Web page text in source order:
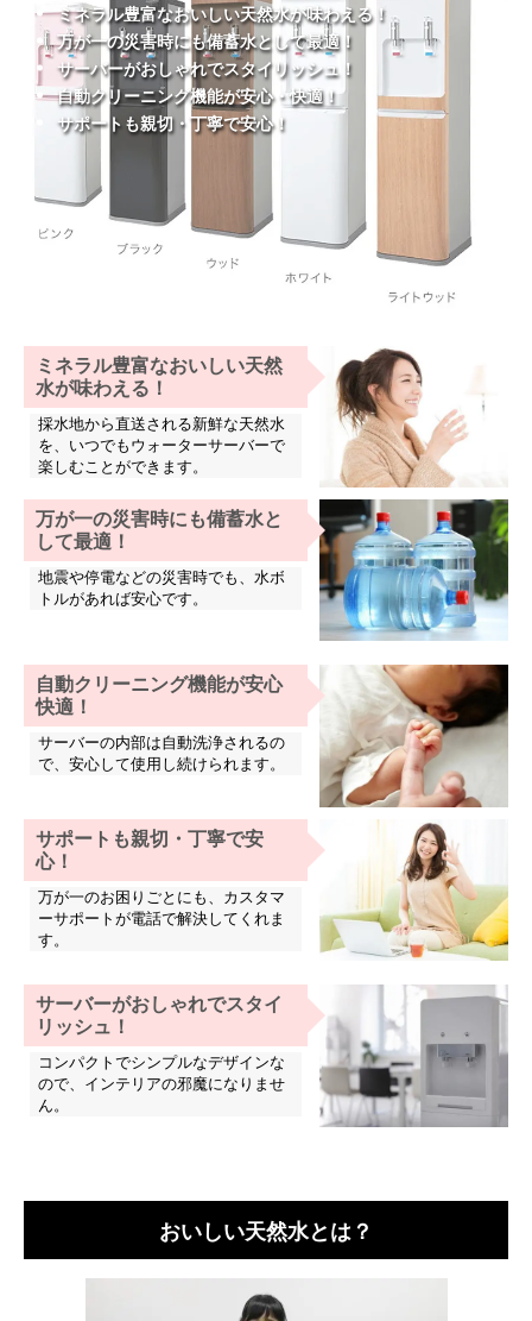
ミネラル豊富なおいしい天然水が味わえる！
万が一の災害時にも備蓄水として最適！
サーバーがおしゃれでスタイリッシュ！
自動クリーニング機能が安心・快適！
サポートも親切・丁寧で安心！
ミネラル豊富なおいしい天然
水が味わえる！
採水地から直送される新鮮な天然水
を、いつでもウォーターサーバーで
楽しむことができます。
万が一の災害時にも備蓄水と
して最適！
地震や停電などの災害時でも、水ボ
トルがあれば安心です。
自動クリーニング機能が安心
快適！
サーバーの内部は自動洗浄されるの
で、安心して使用し続けられます。
サポートも親切・丁寧で安
心！
万が一のお困りごとにも、カスタマ
ーサポートが電話で解決してくれま
す。
サーバーがおしゃれでスタイ
リッシュ！
コンパクトでシンプルなデザインな
ので、インテリアの邪魔になりませ
ん。
おいしい天然水とは？